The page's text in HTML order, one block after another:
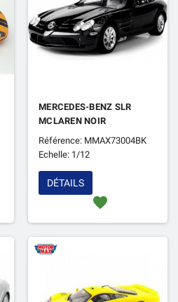
MERCEDES-BENZ SLR
MCLAREN NOIR
Référence: MMAX73004BK
Echelle: 1/12
favorite
DÉTAILS